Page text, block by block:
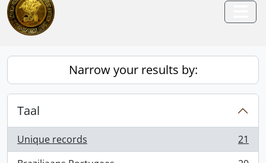
Narrow your results by:
Taal
Unique records
, 21 results
21